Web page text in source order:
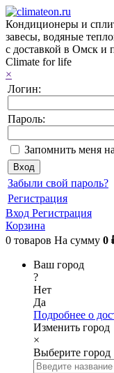
Кондиционеры и
завесы, водяные
с доставкой в Омск и
Climate for life
×
Логин:
Пароль:
Запомнить меня
Забыли свой пароль?
Регистрация
Вход Регистрация
Корзина
0 товаров На сумму 0
Ваш город
?
Нет
Да
Подробнее о
Изменить город
×
Выберите город